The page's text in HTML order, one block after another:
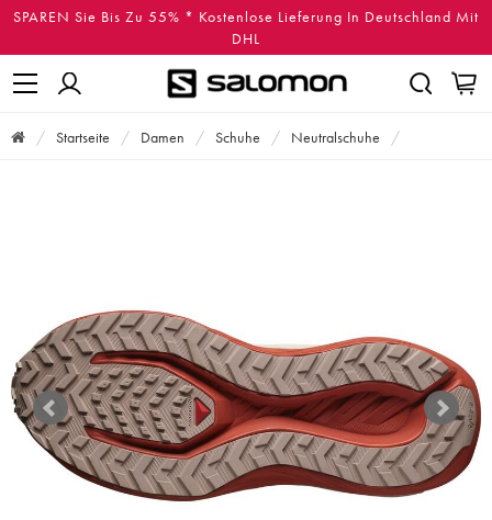
SPAREN Sie Bis Zu 55% * Kostenlose Lieferung In Deutschland Mit
DHL
Startseite Damen Schuhe Neutralschuhe